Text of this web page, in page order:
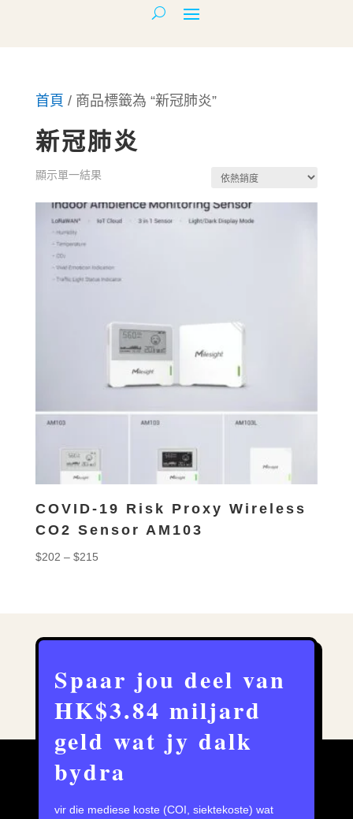
首頁 / 商品標籤為 “新冠肺炎”
新冠肺炎
顯示單一結果
COVID-19 Risk Proxy Wireless
CO2 Sensor AM103
$202 – $215Price
Spaar jou deel van
HK$3.84 miljard
geld wat jy dalk
bydra
vir die mediese koste (COI, siektekoste) wat